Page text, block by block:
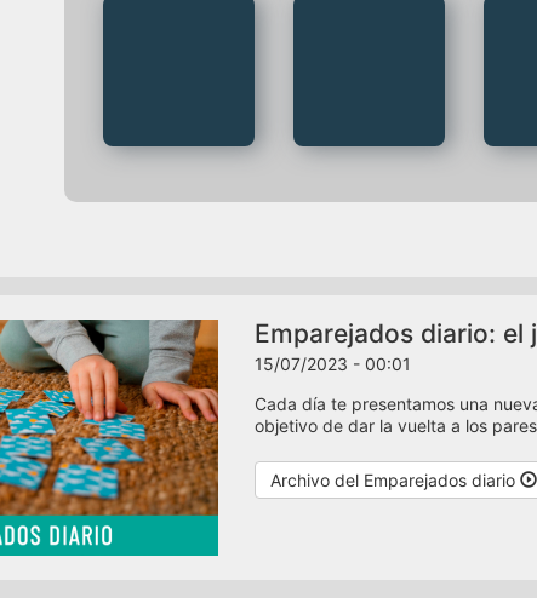
Emparejados diario: el
15/07/2023 - 00:01
Cada día te presentamos una
objetivo de dar la vuelta a los
Archivo del Emparejados diario